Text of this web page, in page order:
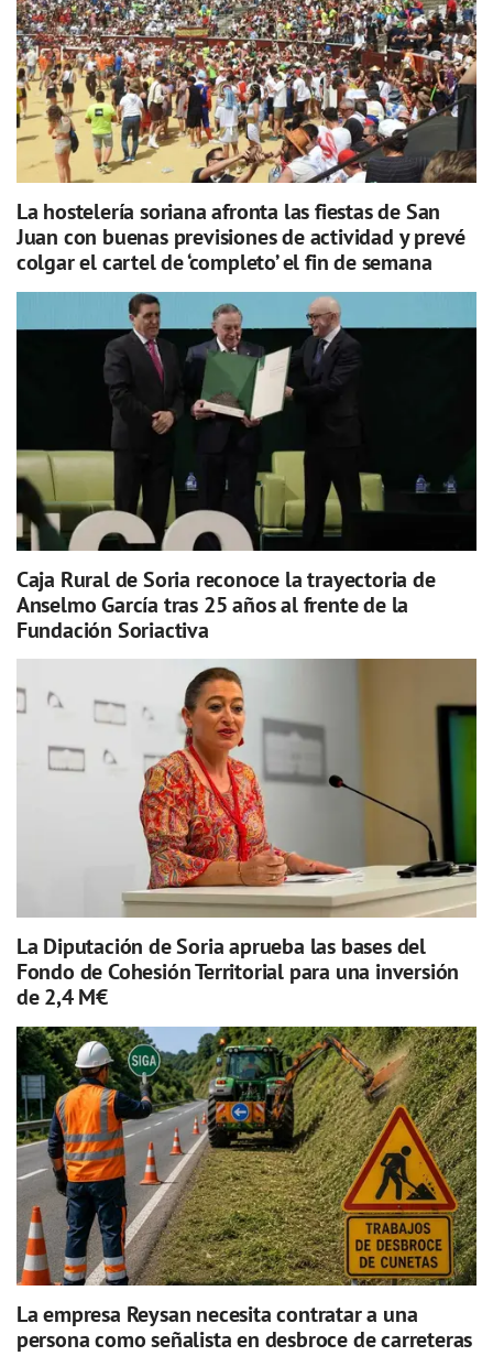
La hostelería soriana afronta las fiestas de San
Juan con buenas previsiones de actividad y prevé
colgar el cartel de ‘completo’ el fin de semana
Caja Rural de Soria reconoce la trayectoria de
Anselmo García tras 25 años al frente de la
Fundación Soriactiva
La Diputación de Soria aprueba las bases del
Fondo de Cohesión Territorial para una inversión
de 2,4 M€
La empresa Reysan necesita contratar a una
persona como señalista en desbroce de carreteras